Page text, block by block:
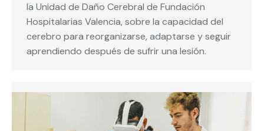
la Unidad de Daño Cerebral de Fundación
Hospitalarias Valencia, sobre la capacidad del
cerebro para reorganizarse, adaptarse y seguir
aprendiendo después de sufrir una lesión.